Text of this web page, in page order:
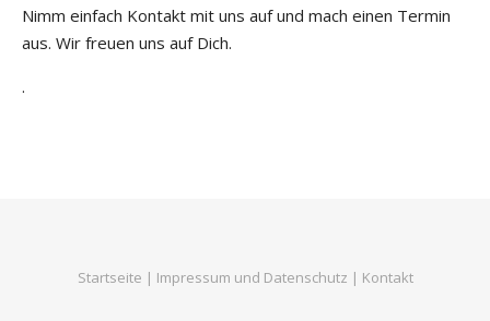
Nimm einfach Kontakt mit uns auf und mach einen Termin
aus. Wir freuen uns auf Dich.
.
Startseite | Impressum und Datenschutz | Kontakt